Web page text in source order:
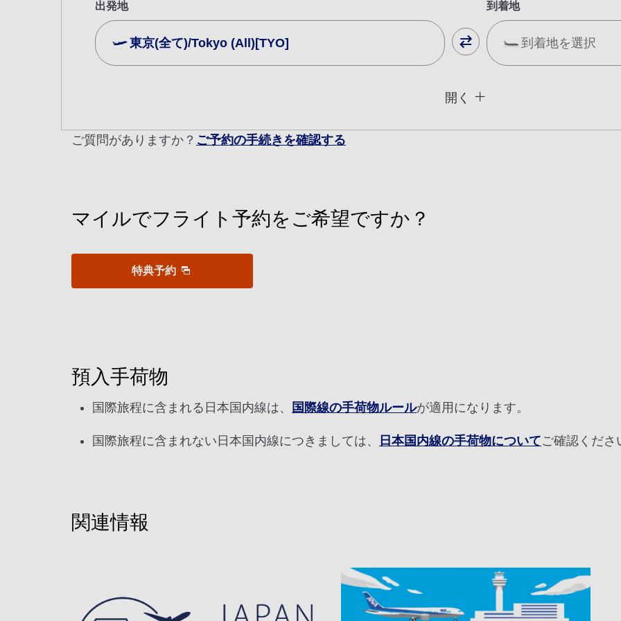
出発地
東京(全て)/Tokyo (All)[TYO]
到着地
到着地を選択
往路出発日および時間帯
時間帯指定なし
経由地および乗り継ぎ所要時間を追加する
・表示金額と空席状況は最新ではない場合があります。[検索する]ボタンより最新の空席照会結果をご確認ください。
開く
ご質問がありますか？ ご予約の手続きを確認する
マイルでフライト予約をご希望ですか？
特典予約
預入手荷物
国際旅程に含まれる日本国内線は、 国際線の手荷物ルールが適用になります。
国際旅程に含まれない日本国内線につきましては、 日本国内線の手荷物についてご確認くださ
関連情報